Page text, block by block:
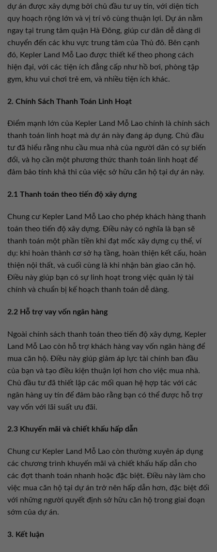
dự án được xây dựng bởi chủ đầu tư uy tín, với diện tích
quy hoạch rộng lớn và vị trí vô cùng thuận lợi. Dự án nằm
ngay tại trung tâm quận Hà Đông, giúp cư dân dễ dàng di
chuyển đến các khu vực trung tâm của Thủ đô. Bên cạnh
đó, Kepler Land Mỗ Lao được thiết kế theo phong cách
hiện đại, với các tiện ích đẳng cấp như hồ bơi, phòng tập
gym, khu vui chơi trẻ em, và nhiều tiện ích khác.
2. Chính Sách Thanh Toán Linh Hoạt
Điểm mạnh lớn của Kepler Land Mỗ Lao chính là chính sách
thanh toán linh hoạt mà dự án này đang áp dụng. Chủ đầu
tư đã hiểu rằng nhu cầu mua nhà của người dân có sự biến
đổi, và họ cần một phương thức thanh toán linh hoạt để
đảm bảo tính khả thi của việc sở hữu căn hộ tại dự án này.
2.1 Thanh toán theo tiến độ xây dựng
Chung cư Kepler Land Mỗ Lao cho phép khách hàng thanh
toán theo tiến độ xây dựng. Điều này có nghĩa là bạn sẽ
thanh toán một phần tiền khi đạt mốc xây dựng cụ thể, ví
dụ: khi hoàn thành cơ sở hạ tầng, hoàn thiện kết cấu, hoàn
thiện nội thất, và cuối cùng là khi nhận bàn giao căn hộ.
Điều này giúp bạn có sự linh hoạt trong việc quản lý tài
chính và chuẩn bị kế hoạch thanh toán dễ dàng.
2.2 Hỗ trợ vay vốn ngân hàng
Ngoài chính sách thanh toán theo tiến độ xây dựng, Kepler
Land Mỗ Lao còn hỗ trợ khách hàng vay vốn ngân hàng để
mua căn hộ. Điều này giúp giảm áp lực tài chính ban đầu
của bạn và tạo điều kiện thuận lợi hơn cho việc mua nhà.
Chủ đầu tư đã thiết lập các mối quan hệ hợp tác với các
ngân hàng uy tín để đảm bảo rằng bạn có thể được hỗ trợ
vay vốn với lãi suất ưu đãi.
2.3 Khuyến mãi và chiết khấu hấp dẫn
Chung cư Kepler Land Mỗ Lao còn thường xuyên áp dụng
các chương trình khuyến mãi và chiết khấu hấp dẫn cho
các đợt thanh toán nhanh hoặc đặc biệt. Điều này làm cho
việc mua căn hộ tại dự án trở nên hấp dẫn hơn, đặc biệt đối
với những người quyết định sở hữu căn hộ trong giai đoạn
sớm của dự án.
3. Kết luận